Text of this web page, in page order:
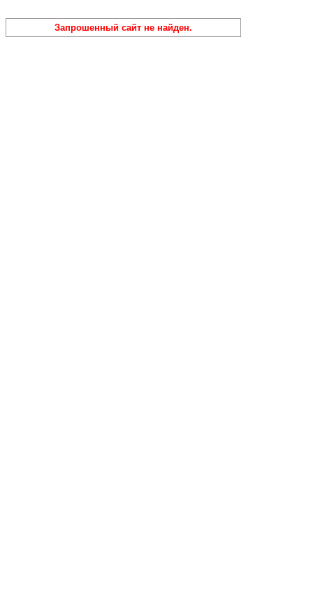
Запрошенный сайт не найден.